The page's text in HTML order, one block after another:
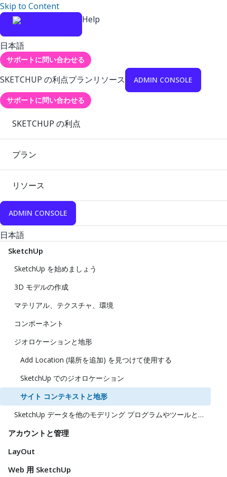
Skip to Content
Help
日本語
サポートに問い合わせる
SKETCHUP の利点プランリソース ADMIN CONSOLE
サポートに問い合わせる
SKETCHUP の利点
プラン
リソース
ADMIN CONSOLE
日本語
SketchUp
SketchUp を始めましょう
3D モデルの作成
マテリアル、テクスチャ、環境
コンポーネント
ジオロケーションと地形
Add Location (場所を追加) を見つけて使用する
SketchUp でのジオロケーション
サイト コンテキストと地形
SketchUp データを他のモデリング プログラムやツールと共に使用する
アカウントと管理
LayOut
Web 用 SketchUp